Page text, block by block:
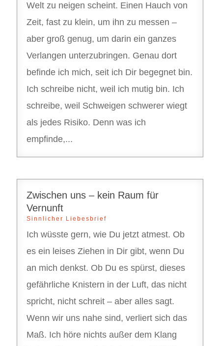
Welt zu neigen scheint. Einen Hauch von
Zeit, fast zu klein, um ihn zu messen –
aber groß genug, um darin ein ganzes
Verlangen unterzubringen. Genau dort
befinde ich mich, seit ich Dir begegnet bin.
Ich schreibe nicht, weil ich mutig bin. Ich
schreibe, weil Schweigen schwerer wiegt
als jedes Risiko. Denn was ich
empfinde,...
Zwischen uns – kein Raum für
Vernunft
Sinnlicher Liebesbrief
Ich wüsste gern, wie Du jetzt atmest. Ob
es ein leises Ziehen in Dir gibt, wenn Du
an mich denkst. Ob Du es spürst, dieses
gefährliche Knistern in der Luft, das nicht
spricht, nicht schreit – aber alles sagt.
Wenn wir uns nahe sind, verliert sich das
Maß. Ich höre nichts außer dem Klang